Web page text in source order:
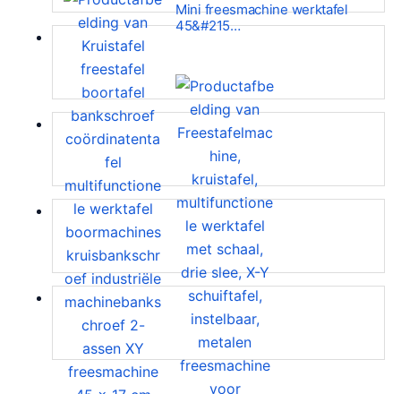
Mini freesmachine werktafel
45&#215…